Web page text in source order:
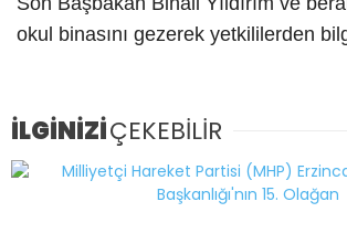
okul binasını gezerek yetkililerden
İLGİNİZİÇEKEBİLİR